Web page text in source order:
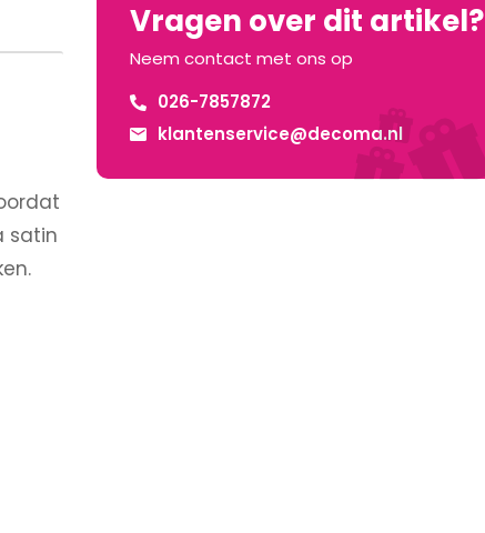
satin
Vragen over dit artikel?
Neem contact met ons op
026-7857872
klantenservice@decoma.nl